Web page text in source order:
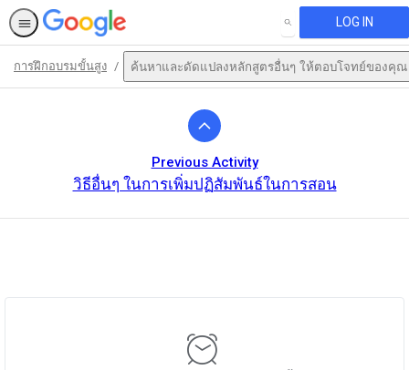
SEARCH LOG IN
การฝึกอบรมขั้นสูง ค้นหาและดัดแปลงหลักสูตรอื่นๆ ให้ตอบโจทย์ของคุณ
Previous Activity
วิธีอื่นๆ ในการเพิ่มปฏิสัมพันธ์ในการสอน